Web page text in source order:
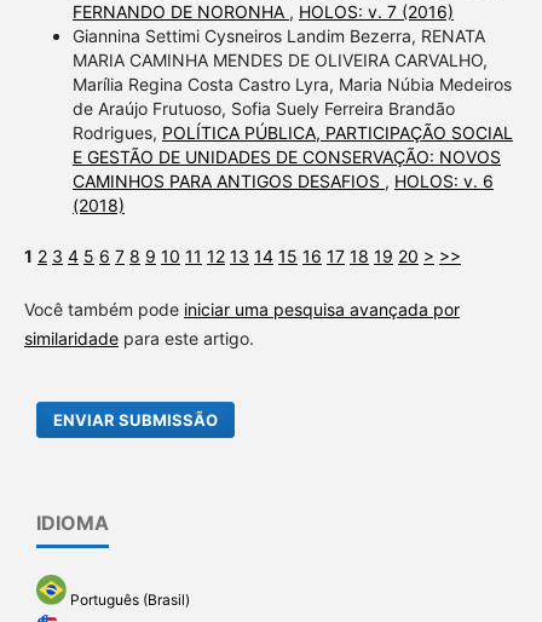
FERNANDO DE NORONHA , HOLOS: v. 7 (2016)
Giannina Settimi Cysneiros Landim Bezerra, RENATA
MARIA CAMINHA MENDES DE OLIVEIRA CARVALHO,
Marília Regina Costa Castro Lyra, Maria Núbia Medeiros
de Araújo Frutuoso, Sofia Suely Ferreira Brandão
Rodrigues, POLÍTICA PÚBLICA, PARTICIPAÇÃO SOCIAL
E GESTÃO DE UNIDADES DE CONSERVAÇÃO: NOVOS
CAMINHOS PARA ANTIGOS DESAFIOS , HOLOS: v. 6
(2018)
1 2 3 4 5 6 7 8 9 10 11 12 13 14 15 16 17 18 19 20 > >>
Você também pode iniciar uma pesquisa avançada por
similaridadepara este artigo.
ENVIAR SUBMISSÃO
IDIOMA
Português (Brasil)